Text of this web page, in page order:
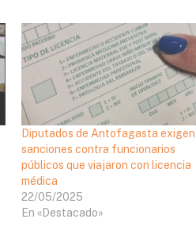
Diputados de Antofagasta exigen
sanciones contra funcionarios
públicos que viajaron con licencia
médica
22/05/2025
En «Destacado»